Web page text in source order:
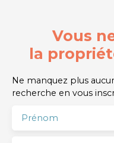
Champ, #Île-aux-
#Larmor-Baden, #Le
#Locmaria-Grand-
#Plougoumelen,
Gildas-de-Rhuys,
#Vannes
Vous
la
Ne manquez plus
recherche en vous
Prénom